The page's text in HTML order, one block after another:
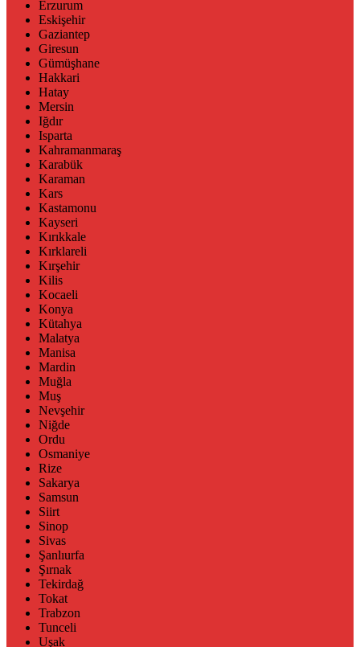
Erzurum
Eskişehir
Gaziantep
Giresun
Gümüşhane
Hakkari
Hatay
Mersin
Iğdır
Isparta
Kahramanmaraş
Karabük
Karaman
Kars
Kastamonu
Kayseri
Kırıkkale
Kırklareli
Kırşehir
Kilis
Kocaeli
Konya
Kütahya
Malatya
Manisa
Mardin
Muğla
Muş
Nevşehir
Niğde
Ordu
Osmaniye
Rize
Sakarya
Samsun
Siirt
Sinop
Sivas
Şanlıurfa
Şırnak
Tekirdağ
Tokat
Trabzon
Tunceli
Uşak